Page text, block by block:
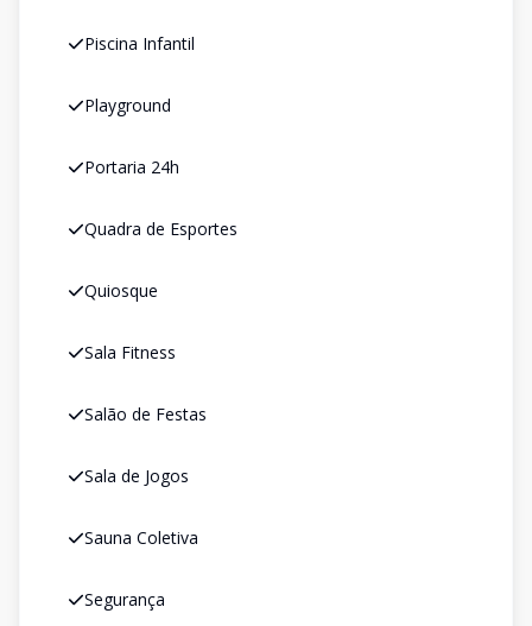
Piscina Infantil
Playground
Portaria 24h
Quadra de Esportes
Quiosque
Sala Fitness
Salão de Festas
Sala de Jogos
Sauna Coletiva
Segurança